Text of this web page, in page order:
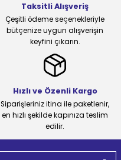
Taksitli Alışveriş
Çeşitli ödeme seçenekleriyle
bütçenize uygun alışverişin
keyfini çıkarın.
Hızlı ve Özenli Kargo
Siparişleriniz itina ile paketlenir,
en hızlı şekilde kapınıza teslim
edilir.